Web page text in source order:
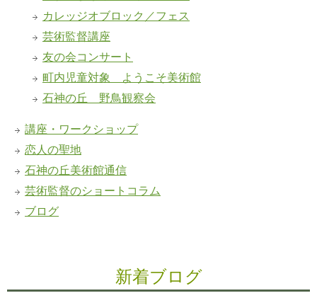
カレッジオブロック／フェス
芸術監督講座
友の会コンサート
町内児童対象 ようこそ美術館
石神の丘 野鳥観察会
講座・ワークショップ
恋人の聖地
石神の丘美術館通信
芸術監督のショートコラム
ブログ
新着ブログ